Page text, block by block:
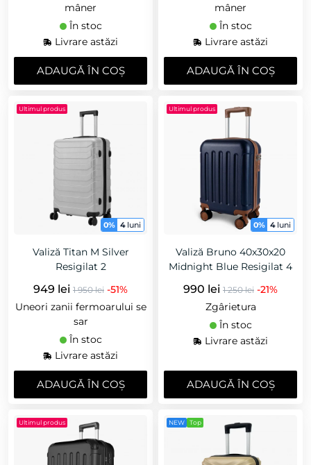
mâner
În stoc
Livrare astăzi
ADAUGǍ ÎN COȘ
mâner
În stoc
Livrare astăzi
ADAUGǍ ÎN COȘ
Ultimul produs
0% 4 luni
Valiză Titan M Silver
Resigilat 2
949 lei 1 950 lei -51%
Uneori zanii fermoarului se
sar
În stoc
Livrare astăzi
ADAUGǍ ÎN COȘ
Ultimul produs
0% 4 luni
Valiză Bruno 40x30x20
Midnight Blue Resigilat 4
990 lei 1 250 lei -21%
Zgârietura
În stoc
Livrare astăzi
ADAUGǍ ÎN COȘ
Ultimul produs NEW Top